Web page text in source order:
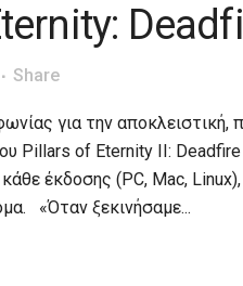
Share
για την αποκλειστική,
Pillars of Eternity II:
έκδοσης (PC, Mac,
«Όταν ξεκινήσαμε...